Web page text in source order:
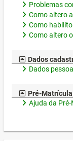
Problemas
Como altero
Como
Como altero
Dados
Dados
Pré-Matrícula
Ajuda da